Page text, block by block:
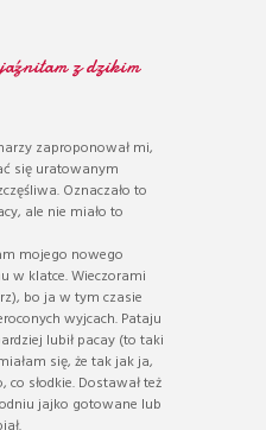
z dzikim
zaproponował mi,
się uratowanym
Oznaczało to
ale nie miało to
mojego nowego
w klatce. Wieczorami
bo ja w tym czasie
wyjcach. Pataju
lubił pacay (to taki
się, że tak jak ja,
słodkie. Dostawał też
jajko gotowane lub